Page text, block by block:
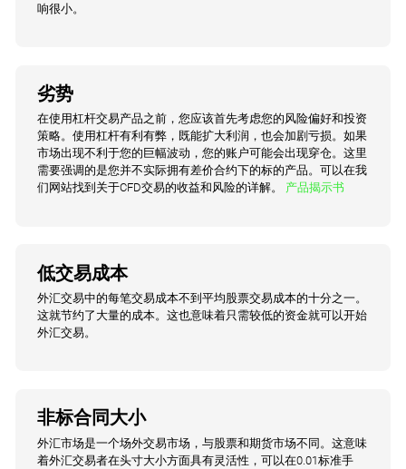
响很小。
劣势
在使用杠杆交易产品之前，您应该首先考虑您的风险偏好和投资
策略。使用杠杆有利有弊，既能扩大利润，也会加剧亏损。如果
市场出现不利于您的巨幅波动，您的账户可能会出现穿仓。这里
需要强调的是您并不实际拥有差价合约下的标的产品。可以在我
们网站找到关于CFD交易的收益和风险的详解。 产品揭示书
低交易成本
外汇交易中的每笔交易成本不到平均股票交易成本的十分之一。
这就节约了大量的成本。这也意味着只需较低的资金就可以开始
外汇交易。
非标合同大小
外汇市场是一个场外交易市场，与股票和期货市场不同。这意味
着外汇交易者在头寸大小方面具有灵活性，可以在0.01标准手